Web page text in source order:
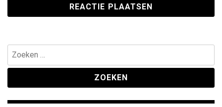
Zoeken
naar: